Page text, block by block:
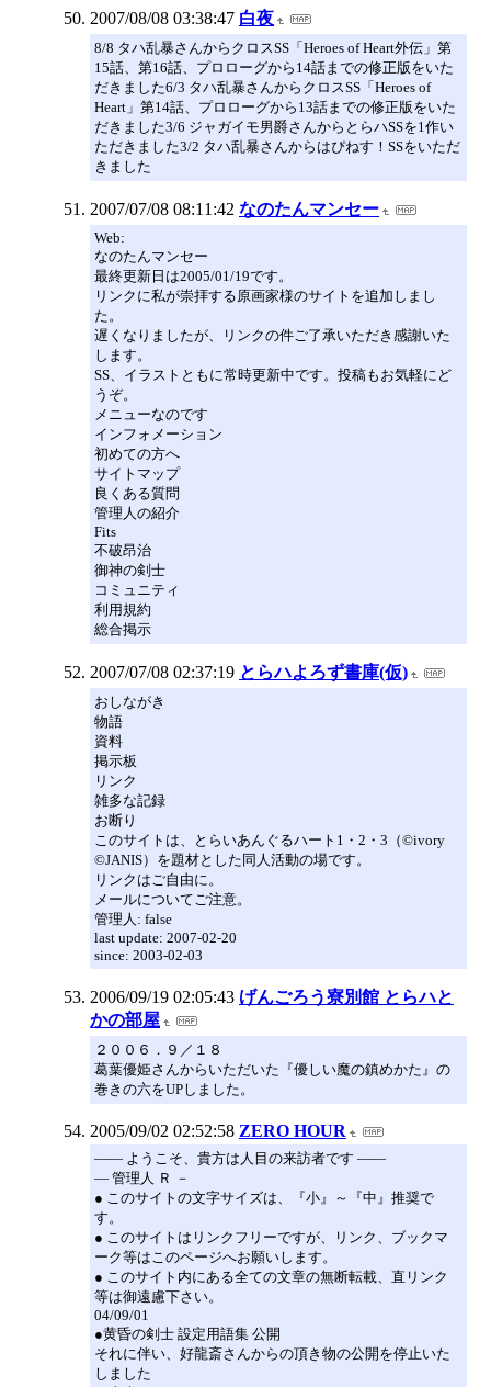
2007/08/08 03:38:47 白夜
8/8 タハ乱暴さんからクロスSS「Heroes of Heart外伝」第
15話、第16話、プロローグから14話までの修正版をいた
だきました6/3 タハ乱暴さんからクロスSS「Heroes of
Heart」第14話、プロローグから13話までの修正版をいた
だきました3/6 ジャガイモ男爵さんからとらハSSを1作い
ただきました3/2 タハ乱暴さんからはぴねす！SSをいただ
きました
2007/07/08 08:11:42 なのたんマンセー
Web:
なのたんマンセー
最終更新日は2005/01/19です。
リンクに私が崇拝する原画家様のサイトを追加しまし
た。
遅くなりましたが、リンクの件ご了承いただき感謝いた
します。
SS、イラストともに常時更新中です。投稿もお気軽にど
うぞ。
メニューなのです
インフォメーション
初めての方へ
サイトマップ
良くある質問
管理人の紹介
Fits
不破昂治
御神の剣士
コミュニティ
利用規約
総合掲示
2007/07/08 02:37:19 とらハよろず書庫(仮)
おしながき
物語
資料
掲示板
リンク
雑多な記録
お断り
このサイトは、とらいあんぐるハート1・2・3（©ivory
©JANIS）を題材とした同人活動の場です。
リンクはご自由に。
メールについてご注意。
管理人: false
last update: 2007-02-20
since: 2003-02-03
2006/09/19 02:05:43 げんごろう寮別館 とらハと
かの部屋
２００６．９／１８
葛葉優姫さんからいただいた『優しい魔の鎮めかた』の
巻きの六をUPしました。
2005/09/02 02:52:58 ZERO HOUR
―― ようこそ、貴方は人目の来訪者です ――
― 管理人 Ｒ －
● このサイトの文字サイズは、『小』～『中』推奨で
す。
● このサイトはリンクフリーですが、リンク、ブックマ
ーク等はこのページへお願いします。
● このサイト内にある全ての文章の無断転載、直リンク
等は御遠慮下さい。
04/09/01
●黄昏の剣士 設定用語集 公開
それに伴い、好龍斎さんからの頂き物の公開を停止いた
しました